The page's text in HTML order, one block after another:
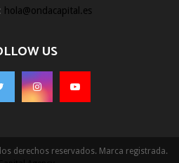
hola@ondacapital.es
US
derechos reservados. Marca registrada.